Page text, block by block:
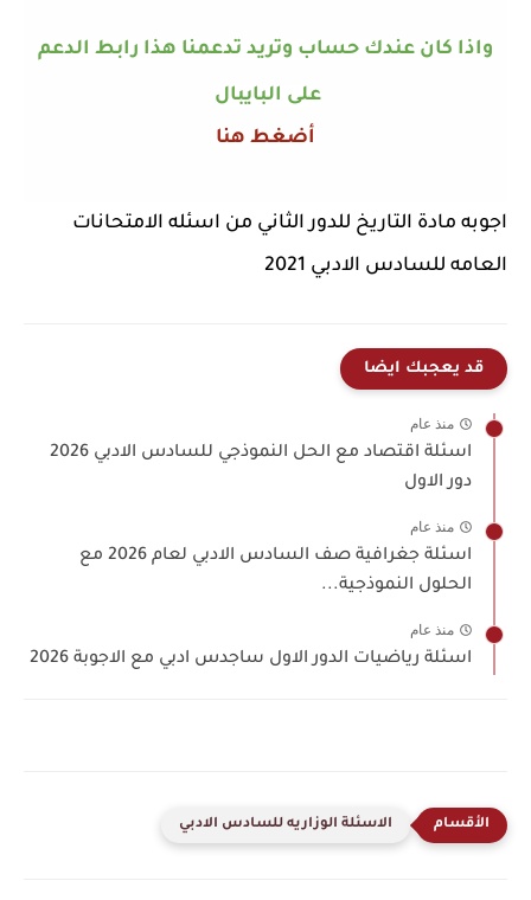
واذا كان عندك حساب وتريد تدعمنا هذا رابط الدعم
على البايبال
أضغط هنا
اجوبه مادة التاريخ للدور الثاني من اسئله الامتحانات
العامه للسادس الادبي 2021
قد يعجبك ايضا
منذ عام
اسئلة اقتصاد مع الحل النموذجي للسادس الادبي 2026
دور الاول
منذ عام
اسئلة جغرافية صف السادس الادبي لعام 2026 مع
الحلول النموذجية...
منذ عام
اسئلة رياضيات الدور الاول ساجدس ادبي مع الاجوبة 2026
الاسئلة الوزاريه للسادس الادبي